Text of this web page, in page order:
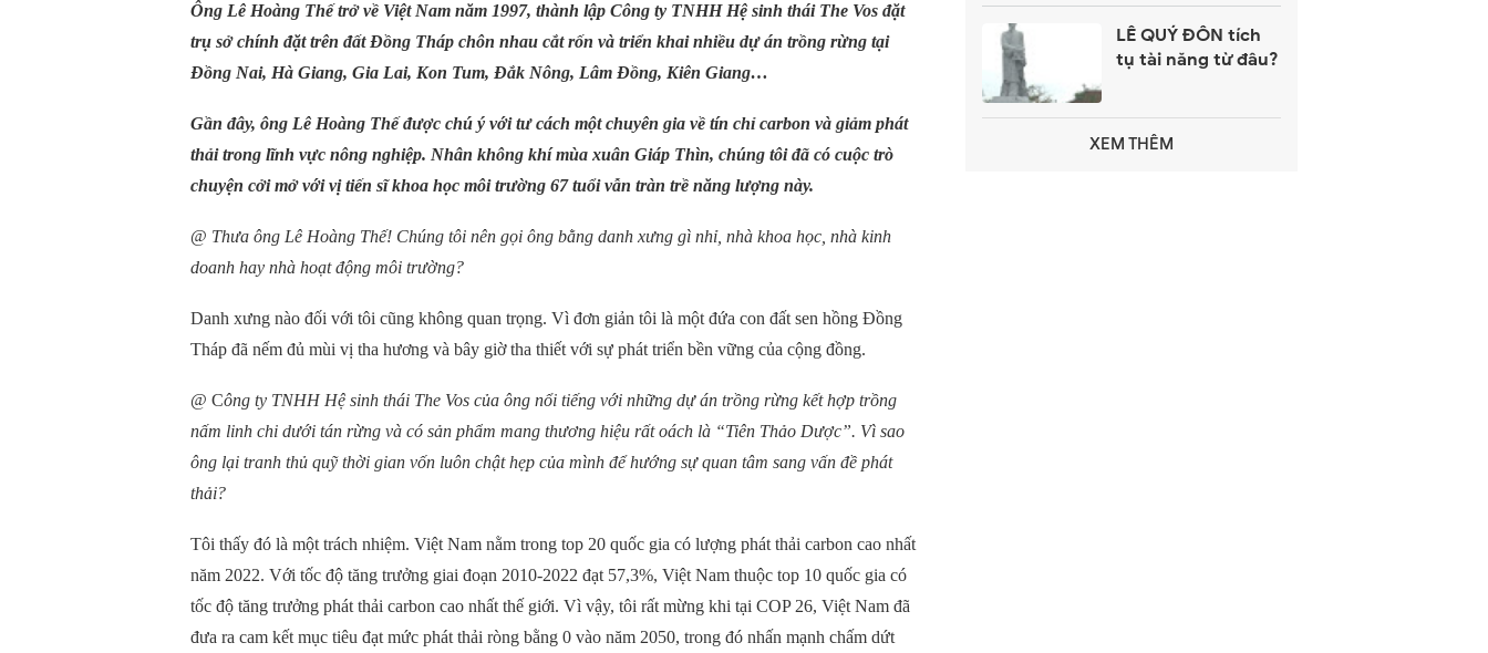
Ông Lê Hoàng Thế trở về Việt Nam năm 1997, thành lập Công ty TNHH Hệ sinh thái The Vos đặt
trụ sở chính đặt trên đất Đồng Tháp chôn nhau cắt rốn và triển khai nhiều dự án trồng rừng tại
Đồng Nai, Hà Giang, Gia Lai, Kon Tum, Đắk Nông, Lâm Đồng, Kiên Giang…
Gần đây, ông Lê Hoàng Thế được chú ý với tư cách một chuyên gia về tín chỉ carbon và giảm phát
thải trong lĩnh vực nông nghiệp. Nhân không khí mùa xuân Giáp Thìn, chúng tôi đã có cuộc trò
chuyện cởi mở với vị tiến sĩ khoa học môi trường 67 tuổi vẫn tràn trề năng lượng này.
@ Thưa ông Lê Hoàng Thế! Chúng tôi nên gọi ông bằng danh xưng gì nhỉ, nhà khoa học, nhà kinh
doanh hay nhà hoạt động môi trường?
Danh xưng nào đối với tôi cũng không quan trọng. Vì đơn giản tôi là một đứa con đất sen hồng Đồng
Tháp đã nếm đủ mùi vị tha hương và bây giờ tha thiết với sự phát triển bền vững của cộng đồng.
@ Công ty TNHH Hệ sinh thái The Vos của ông nổi tiếng với những dự án trồng rừng kết hợp trồng
nấm linh chi dưới tán rừng và có sản phẩm mang thương hiệu rất oách là “Tiên Thảo Dược”. Vì sao
ông lại tranh thủ quỹ thời gian vốn luôn chật hẹp của mình để hướng sự quan tâm sang vấn đề phát
thải?
Tôi thấy đó là một trách nhiệm. Việt Nam nằm trong top 20 quốc gia có lượng phát thải carbon cao nhất
năm 2022. Với tốc độ tăng trưởng giai đoạn 2010-2022 đạt 57,3%, Việt Nam thuộc top 10 quốc gia có
tốc độ tăng trưởng phát thải carbon cao nhất thế giới. Vì vậy, tôi rất mừng khi tại COP 26, Việt Nam đã
đưa ra cam kết mục tiêu đạt mức phát thải ròng bằng 0 vào năm 2050, trong đó nhấn mạnh chấm dứt
LÊ QUÝ ĐÔN tích
tụ tài năng từ đâu?
XEM THÊM